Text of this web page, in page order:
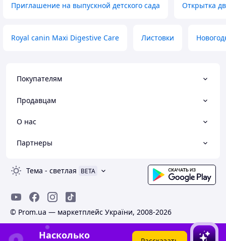
Приглашение на выпускной детского сада Открытка
Royal canin Maxi Digestive Care Листовки
Покупателям
Продавцам
О нас
Партнеры
Тема - светлая BETA
© Prom.ua — маркетплейс України, 2008-2026
Насколько